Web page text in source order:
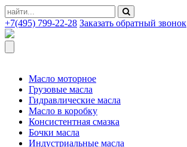
+7(495) 799-22-28 Заказать обратный звонок
Масло моторное
Грузовые масла
Гидравлические масла
Масло в коробку
Консистентная смазка
Бочки масла
Индустриальные масла